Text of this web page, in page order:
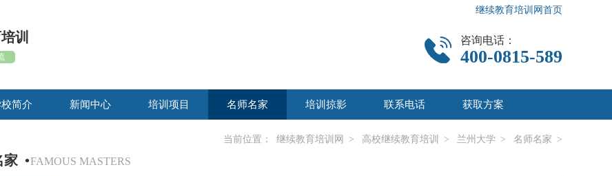
继续教育培训网首页
训 咨询电话：
400-0815-589
简介 新闻中心 培训项目 名师名家 培训掠影 联系电话 获取方案
当前位置： 继续教育培训网 > 高校继续教育培训 > 兰州大学 > 名师名家 >
家 •FAMOUS MASTERS